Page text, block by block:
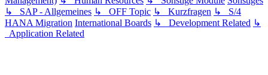
↳ SAP - Allgemeines ↳ OFF Topic ↳ Kurzfragen ↳ S/4
HANA Migration International Boards ↳ Development Related ↳
Application Related